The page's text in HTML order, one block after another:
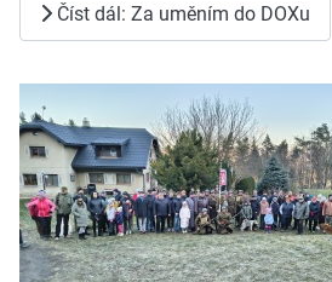
Číst dál: Za uměním do DOXu